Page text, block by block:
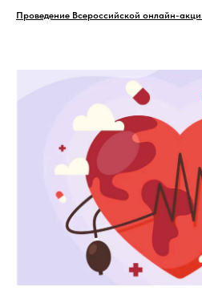
Проведение Всероссийской онлайн-